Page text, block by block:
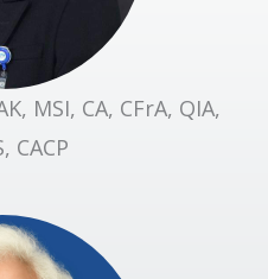
MSI, CA, CFrA, QIA,
CACP